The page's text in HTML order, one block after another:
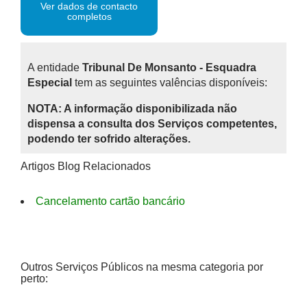
Ver dados de contacto
completos
A entidade Tribunal De Monsanto - Esquadra
Especial tem as seguintes valências disponíveis:
NOTA: A informação disponibilizada não
dispensa a consulta dos Serviços competentes,
podendo ter sofrido alterações.
Artigos Blog Relacionados
Cancelamento cartão bancário
Outros Serviços Públicos na mesma categoria por
perto: